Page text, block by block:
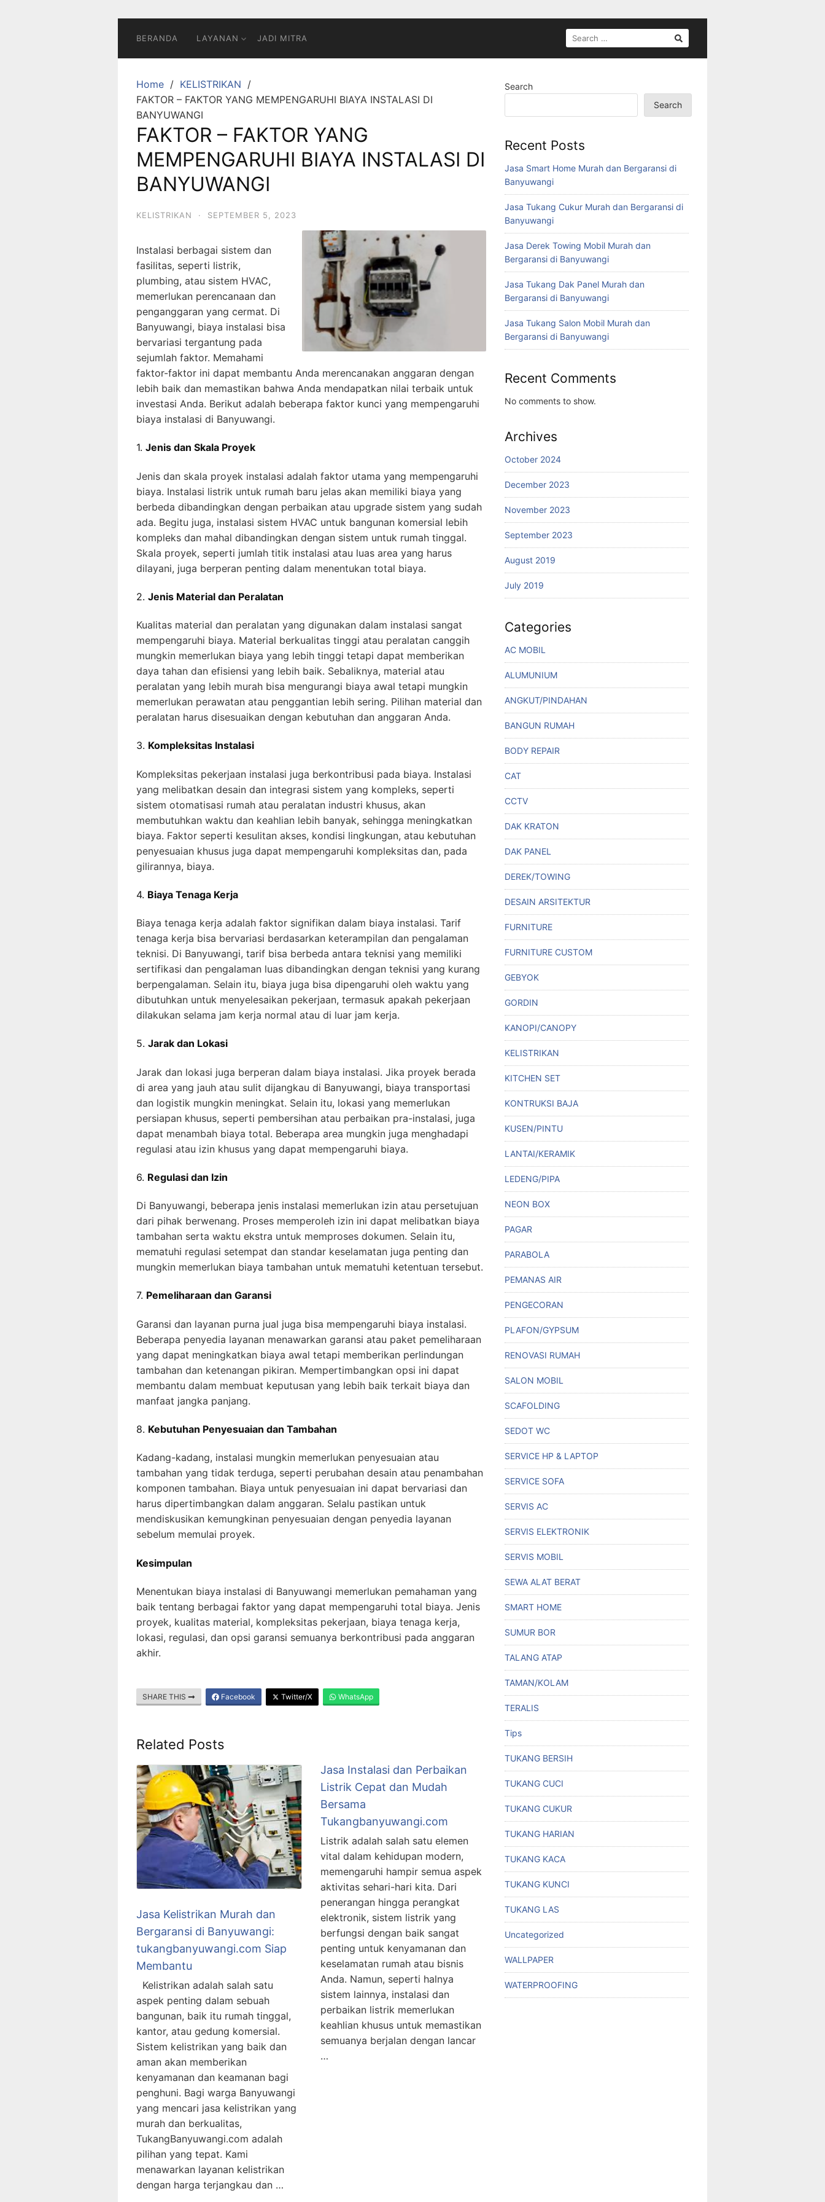
BERANDA LAYANAN JADI MITRA
Home
KELISTRIKAN
FAKTOR – FAKTOR YANG MEMPENGARUHI BIAYA INSTALASI DI
BANYUWANGI
FAKTOR – FAKTOR YANG
MEMPENGARUHI BIAYA INSTALASI DI
BANYUWANGI
KELISTRIKAN · SEPTEMBER 5, 2023
Instalasi berbagai sistem dan
fasilitas, seperti listrik,
plumbing, atau sistem HVAC,
memerlukan perencanaan dan
penganggaran yang cermat. Di
Banyuwangi, biaya instalasi bisa
bervariasi tergantung pada
sejumlah faktor. Memahami
faktor-faktor ini dapat membantu Anda merencanakan anggaran dengan
lebih baik dan memastikan bahwa Anda mendapatkan nilai terbaik untuk
investasi Anda. Berikut adalah beberapa faktor kunci yang mempengaruhi
biaya instalasi di Banyuwangi.
1. Jenis dan Skala Proyek
Jenis dan skala proyek instalasi adalah faktor utama yang mempengaruhi
biaya. Instalasi listrik untuk rumah baru jelas akan memiliki biaya yang
berbeda dibandingkan dengan perbaikan atau upgrade sistem yang sudah
ada. Begitu juga, instalasi sistem HVAC untuk bangunan komersial lebih
kompleks dan mahal dibandingkan dengan sistem untuk rumah tinggal.
Skala proyek, seperti jumlah titik instalasi atau luas area yang harus
dilayani, juga berperan penting dalam menentukan total biaya.
2. Jenis Material dan Peralatan
Kualitas material dan peralatan yang digunakan dalam instalasi sangat
mempengaruhi biaya. Material berkualitas tinggi atau peralatan canggih
mungkin memerlukan biaya yang lebih tinggi tetapi dapat memberikan
daya tahan dan efisiensi yang lebih baik. Sebaliknya, material atau
peralatan yang lebih murah bisa mengurangi biaya awal tetapi mungkin
memerlukan perawatan atau penggantian lebih sering. Pilihan material dan
peralatan harus disesuaikan dengan kebutuhan dan anggaran Anda.
3. Kompleksitas Instalasi
Kompleksitas pekerjaan instalasi juga berkontribusi pada biaya. Instalasi
yang melibatkan desain dan integrasi sistem yang kompleks, seperti
sistem otomatisasi rumah atau peralatan industri khusus, akan
membutuhkan waktu dan keahlian lebih banyak, sehingga meningkatkan
biaya. Faktor seperti kesulitan akses, kondisi lingkungan, atau kebutuhan
penyesuaian khusus juga dapat mempengaruhi kompleksitas dan, pada
gilirannya, biaya.
4. Biaya Tenaga Kerja
Biaya tenaga kerja adalah faktor signifikan dalam biaya instalasi. Tarif
tenaga kerja bisa bervariasi berdasarkan keterampilan dan pengalaman
teknisi. Di Banyuwangi, tarif bisa berbeda antara teknisi yang memiliki
sertifikasi dan pengalaman luas dibandingkan dengan teknisi yang kurang
berpengalaman. Selain itu, biaya juga bisa dipengaruhi oleh waktu yang
dibutuhkan untuk menyelesaikan pekerjaan, termasuk apakah pekerjaan
dilakukan selama jam kerja normal atau di luar jam kerja.
5. Jarak dan Lokasi
Jarak dan lokasi juga berperan dalam biaya instalasi. Jika proyek berada
di area yang jauh atau sulit dijangkau di Banyuwangi, biaya transportasi
dan logistik mungkin meningkat. Selain itu, lokasi yang memerlukan
persiapan khusus, seperti pembersihan atau perbaikan pra-instalasi, juga
dapat menambah biaya total. Beberapa area mungkin juga menghadapi
regulasi atau izin khusus yang dapat mempengaruhi biaya.
6. Regulasi dan Izin
Di Banyuwangi, beberapa jenis instalasi memerlukan izin atau persetujuan
dari pihak berwenang. Proses memperoleh izin ini dapat melibatkan biaya
tambahan serta waktu ekstra untuk memproses dokumen. Selain itu,
mematuhi regulasi setempat dan standar keselamatan juga penting dan
mungkin memerlukan biaya tambahan untuk mematuhi ketentuan tersebut.
7. Pemeliharaan dan Garansi
Garansi dan layanan purna jual juga bisa mempengaruhi biaya instalasi.
Beberapa penyedia layanan menawarkan garansi atau paket pemeliharaan
yang dapat meningkatkan biaya awal tetapi memberikan perlindungan
tambahan dan ketenangan pikiran. Mempertimbangkan opsi ini dapat
membantu dalam membuat keputusan yang lebih baik terkait biaya dan
manfaat jangka panjang.
8. Kebutuhan Penyesuaian dan Tambahan
Kadang-kadang, instalasi mungkin memerlukan penyesuaian atau
tambahan yang tidak terduga, seperti perubahan desain atau penambahan
komponen tambahan. Biaya untuk penyesuaian ini dapat bervariasi dan
harus dipertimbangkan dalam anggaran. Selalu pastikan untuk
mendiskusikan kemungkinan penyesuaian dengan penyedia layanan
sebelum memulai proyek.
Kesimpulan
Menentukan biaya instalasi di Banyuwangi memerlukan pemahaman yang
baik tentang berbagai faktor yang dapat mempengaruhi total biaya. Jenis
proyek, kualitas material, kompleksitas pekerjaan, biaya tenaga kerja,
lokasi, regulasi, dan opsi garansi semuanya berkontribusi pada anggaran
akhir.
SHARE THIS Facebook Twitter/X WhatsApp
Related Posts
Jasa Kelistrikan Murah dan
Bergaransi di Banyuwangi:
tukangbanyuwangi.com Siap
Membantu
Kelistrikan adalah salah satu
aspek penting dalam sebuah
bangunan, baik itu rumah tinggal,
kantor, atau gedung komersial.
Sistem kelistrikan yang baik dan
aman akan memberikan
kenyamanan dan keamanan bagi
penghuni. Bagi warga Banyuwangi
yang mencari jasa kelistrikan yang
murah dan berkualitas,
TukangBanyuwangi.com adalah
pilihan yang tepat. Kami
menawarkan layanan kelistrikan
dengan harga terjangkau dan …
Jasa Instalasi dan Perbaikan
Listrik Cepat dan Mudah
Bersama
Tukangbanyuwangi.com
Listrik adalah salah satu elemen
vital dalam kehidupan modern,
memengaruhi hampir semua aspek
aktivitas sehari-hari kita. Dari
penerangan hingga perangkat
elektronik, sistem listrik yang
berfungsi dengan baik sangat
penting untuk kenyamanan dan
keselamatan rumah atau bisnis
Anda. Namun, seperti halnya
sistem lainnya, instalasi dan
perbaikan listrik memerlukan
keahlian khusus untuk memastikan
semuanya berjalan dengan lancar
…
Search
Search
Recent Posts
Jasa Smart Home Murah dan Bergaransi di
Banyuwangi
Jasa Tukang Cukur Murah dan Bergaransi di
Banyuwangi
Jasa Derek Towing Mobil Murah dan
Bergaransi di Banyuwangi
Jasa Tukang Dak Panel Murah dan
Bergaransi di Banyuwangi
Jasa Tukang Salon Mobil Murah dan
Bergaransi di Banyuwangi
Recent Comments
No comments to show.
Archives
October 2024
December 2023
November 2023
September 2023
August 2019
July 2019
Categories
AC MOBIL
ALUMUNIUM
ANGKUT/PINDAHAN
BANGUN RUMAH
BODY REPAIR
CAT
CCTV
DAK KRATON
DAK PANEL
DEREK/TOWING
DESAIN ARSITEKTUR
FURNITURE
FURNITURE CUSTOM
GEBYOK
GORDIN
KANOPI/CANOPY
KELISTRIKAN
KITCHEN SET
KONTRUKSI BAJA
KUSEN/PINTU
LANTAI/KERAMIK
LEDENG/PIPA
NEON BOX
PAGAR
PARABOLA
PEMANAS AIR
PENGECORAN
PLAFON/GYPSUM
RENOVASI RUMAH
SALON MOBIL
SCAFOLDING
SEDOT WC
SERVICE HP & LAPTOP
SERVICE SOFA
SERVIS AC
SERVIS ELEKTRONIK
SERVIS MOBIL
SEWA ALAT BERAT
SMART HOME
SUMUR BOR
TALANG ATAP
TAMAN/KOLAM
TERALIS
Tips
TUKANG BERSIH
TUKANG CUCI
TUKANG CUKUR
TUKANG HARIAN
TUKANG KACA
TUKANG KUNCI
TUKANG LAS
Uncategorized
WALLPAPER
WATERPROOFING